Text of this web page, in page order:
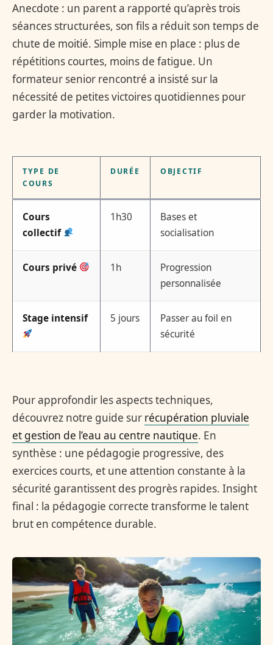
Anecdote : un parent a rapporté qu’après trois
séances structurées, son fils a réduit son temps de
chute de moitié. Simple mise en place : plus de
répétitions courtes, moins de fatigue. Un
formateur senior rencontré a insisté sur la
nécessité de petites victoires quotidiennes pour
garder la motivation.
TYPE DE
COURS
DURÉE OBJECTIF
Cours
collectif
1h30
Bases et
socialisation
Cours privé 1h
Progression
personnalisée
Stage intensif 5 jours
Passer au foil en
sécurité
Pour approfondir les aspects techniques,
découvrez notre guide sur récupération pluviale
et gestion de l’eau au centre nautique. En
synthèse : une pédagogie progressive, des
exercices courts, et une attention constante à la
sécurité garantissent des progrès rapides. Insight
final : la pédagogie correcte transforme le talent
brut en compétence durable.